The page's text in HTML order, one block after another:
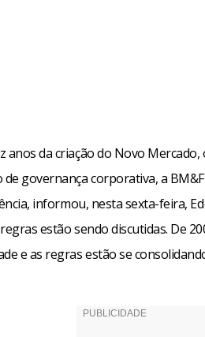
anos da criação do Novo
de governança corporativa, a
informou, nesta sexta-feira,
regras estão sendo discutidas. De
e as regras estão se